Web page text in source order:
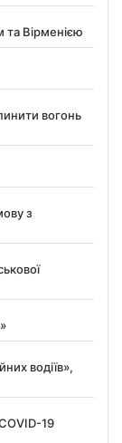
Вірменією
вогонь
з
водіїв»,
19